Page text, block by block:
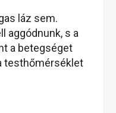
láz sem.
aggódnunk, s a
a betegséget
testhőmérséklet